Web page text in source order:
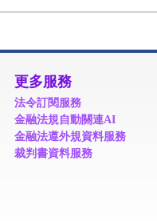
更多服務
法令訂閱服務
金融法規自動關連AI
金融法遵外規資料服務
裁判書資料服務